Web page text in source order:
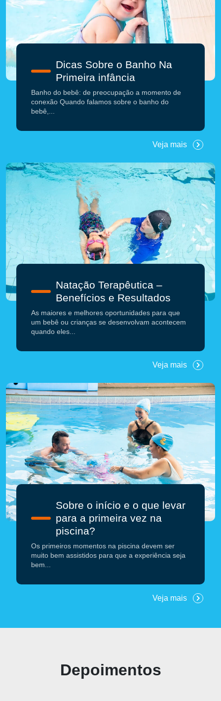
Dicas Sobre o Banho Na
Primeira infância
Banho do bebê: de preocupação a momento de
conexão Quando falamos sobre o banho do
bebê,...
Veja mais
Natação Terapêutica –
Benefícios e Resultados
As maiores e melhores oportunidades para que
um bebê ou crianças se desenvolvam acontecem
quando eles...
Veja mais
Sobre o início e o que levar
para a primeira vez na
piscina?
Os primeiros momentos na piscina devem ser
muito bem assistidos para que a experiência seja
bem...
Veja mais
Depoimentos